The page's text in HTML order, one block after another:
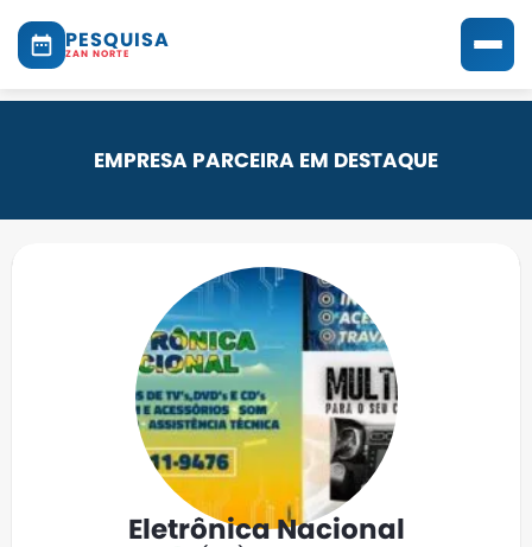
PESQUISA
ZAN NORTE
EMPRESA PARCEIRA EM DESTAQUE
Eletrônica Nacional